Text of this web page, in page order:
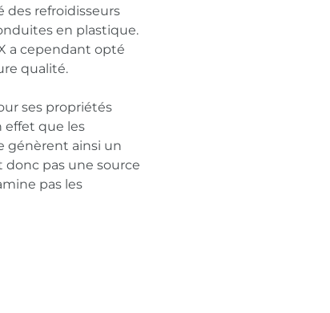
des refroidisseurs
en plastique.
a cependant opté
qualité.
ses propriétés
effet que les
génèrent ainsi un
donc pas une source
pas les